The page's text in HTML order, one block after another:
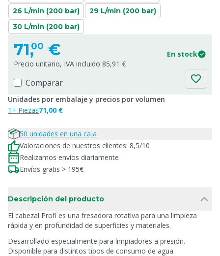
26 L/min (200 bar)
29 L/min (200 bar)
30 L/min (200 bar)
71,00 €
En stock
Precio unitario, IVA incluido 85,91 €
Comparar
Unidades por embalaje y precios por volumen
1+ Piezas71,00 €
50 unidades en una caja
Valoraciones de nuestros clientes: 8,5/10
Realizamos envíos diariamente
Envíos gratis > 195€
Descripción del producto
El cabezal Profi es una fresadora rotativa para una limpieza
rápida y en profundidad de superficies y materiales.
Desarrollado especialmente para limpiadores a presión.
Disponible para distintos tipos de consumo de agua.